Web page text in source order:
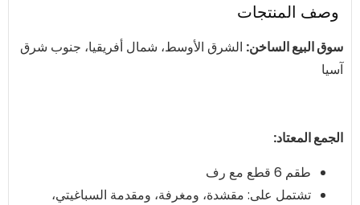
وصف المنتجات
سوق البيع الساخن: الشرق الأوسط، شمال أفريقيا، جنوب شرق
آسيا
الجمع المعتاد:
طقم 6 قطع مع رف
تشتمل على: مقشدة، ومغرفة، ومقدمة السباغيتي،